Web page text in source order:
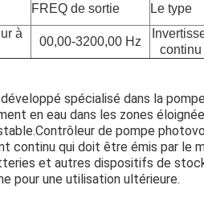
FREQ de sortie Le type
à
00,00-3200,00 Hz
spécialisé dans la pompe
en eau dans les zones
de pompe
continu qui doit être émis par le
et autres dispositifs de
pour une utilisation ultérieure.